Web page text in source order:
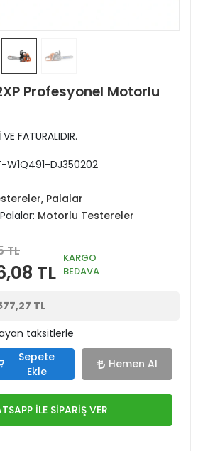
Profesyonel Motorlu
FATURALIDIR.
W1Q491-DJ350202
Palalar
Motorlu Testereler
TL
TL
KARGO
BEDAVA
TL
taksitlerle
Sepete
Ekle
Hemen Al
İLE SİPARİŞ VER